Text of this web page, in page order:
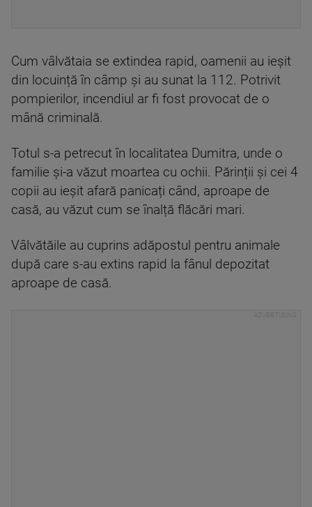
Cum vâlvătaia se extindea rapid, oamenii au ieșit
din locuință în câmp și au sunat la 112. Potrivit
pompierilor, incendiul ar fi fost provocat de o
mână criminală.
Totul s-a petrecut în localitatea Dumitra, unde o
familie și-a văzut moartea cu ochii. Părinții și cei 4
copii au ieșit afară panicați când, aproape de
casă, au văzut cum se înalță flăcări mari.
Vâlvătăile au cuprins adăpostul pentru animale
după care s-au extins rapid la fânul depozitat
aproape de casă.